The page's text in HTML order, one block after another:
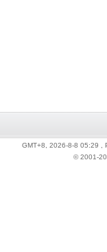
GMT+8, 2026-8-8 05:29
© 2001-